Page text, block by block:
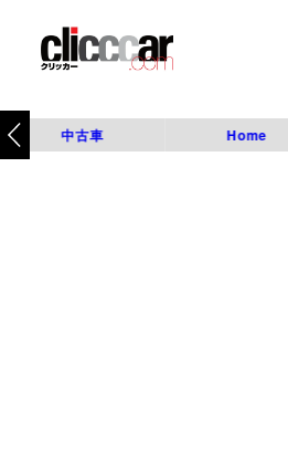
中古車 Home